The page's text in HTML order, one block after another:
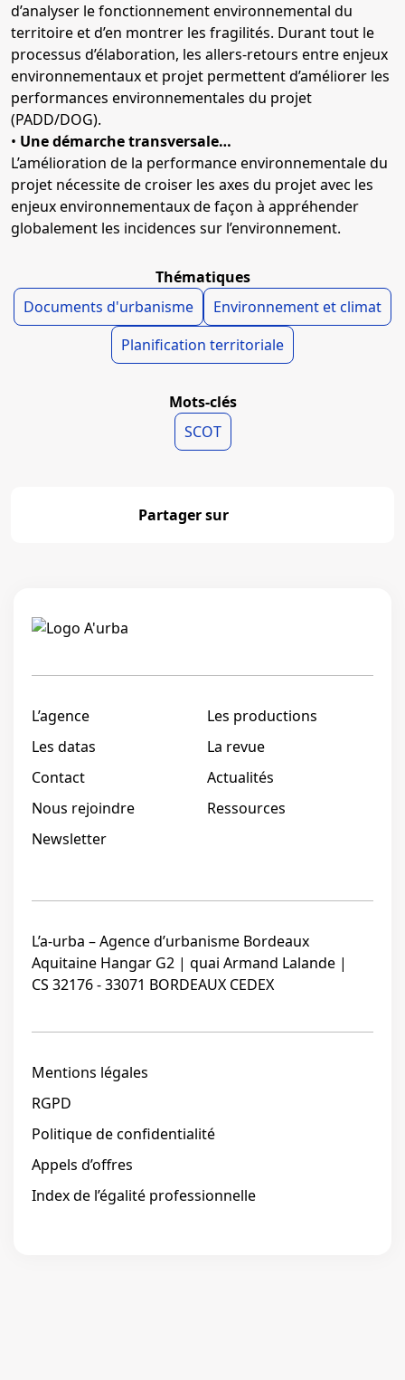
d’analyser le fonctionnement environnemental du
territoire et d’en montrer les fragilités. Durant tout le
processus d’élaboration, les allers-retours entre enjeux
environnementaux et projet permettent d’améliorer les
performances environnementales du projet
(PADD/DOG).
• Une démarche transversale…
L’amélioration de la performance environnementale du
projet nécessite de croiser les axes du projet avec les
enjeux environnementaux de façon à appréhender
globalement les incidences sur l’environnement.
Thématiques
Documents d'urbanisme
Environnement et climat
Planification territoriale
Mots-clés
SCOT
Partager sur
L’agence
Les productions
Les datas
La revue
Contact
Actualités
Nous rejoindre
Ressources
Newsletter
L’a-urba – Agence d’urbanisme Bordeaux
Aquitaine Hangar G2 | quai Armand Lalande |
CS 32176 - 33071 BORDEAUX CEDEX
Mentions légales
RGPD
Politique de confidentialité
Appels d’offres
Index de l’égalité professionnelle